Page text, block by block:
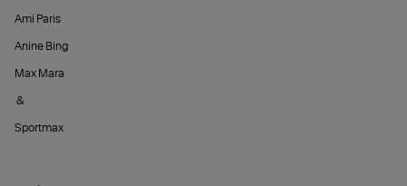
Ami Paris
Anine Bing
Max Mara
&
Sportmax